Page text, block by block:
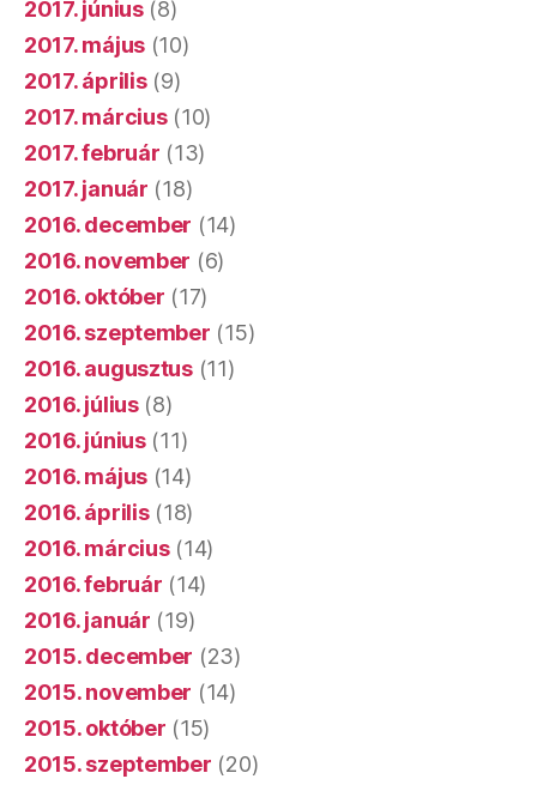
2017. június(8)
2017. május (10)
2017. április(9)
2017. március(10)
2017. február (13)
2017. január (18)
2016. december (14)
2016. november (6)
2016. október (17)
2016. szeptember (15)
2016. augusztus(11)
2016. július(8)
2016. június(11)
2016. május (14)
2016. április(18)
2016. március(14)
2016. február (14)
2016. január (19)
2015. december (23)
2015. november (14)
2015. október (15)
2015. szeptember (20)